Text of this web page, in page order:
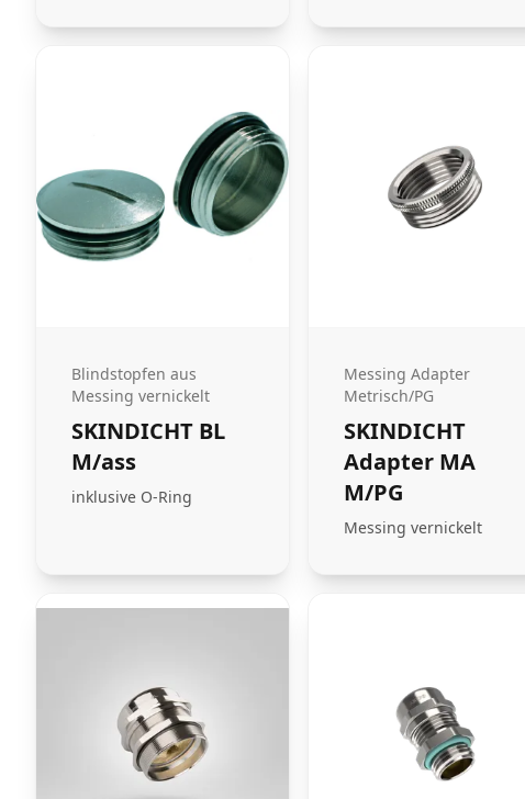
Blindstopfen aus
Messing vernickelt
SKINDICHT BL
M/ass
inklusive O-Ring
Messing Adapter
Metrisch/PG
SKINDICHT
Adapter MA
M/PG
Messing vernickelt